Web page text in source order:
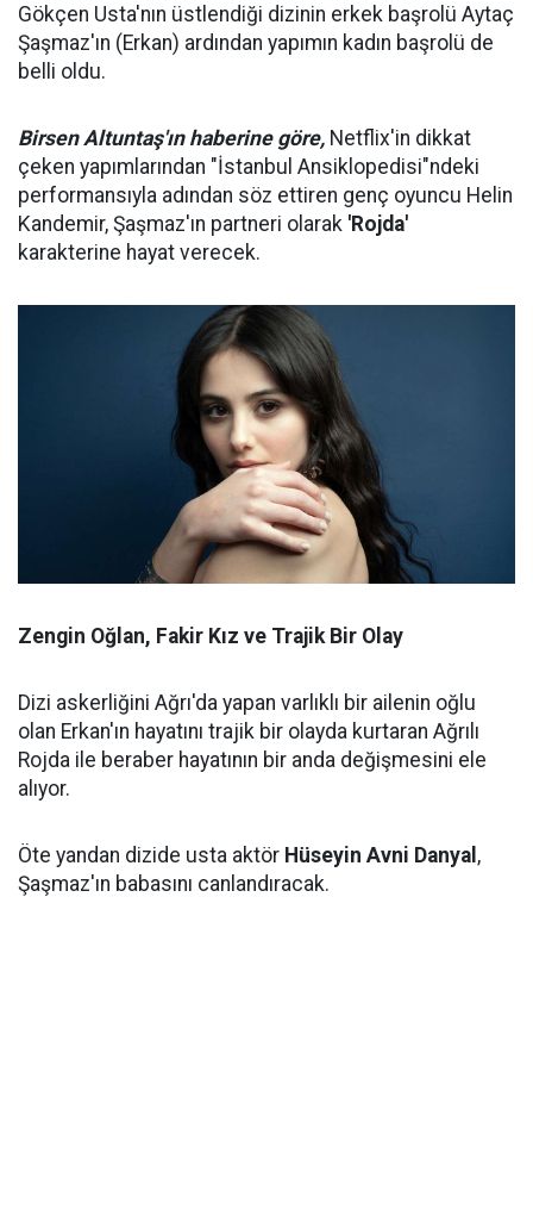
Gökçen Usta'nın üstlendiği dizinin erkek başrolü Aytaç
Şaşmaz'ın (Erkan) ardından yapımın kadın başrolü de
belli oldu.
Birsen Altuntaş'ın haberine göre, Netflix'in dikkat
çeken yapımlarından "İstanbul Ansiklopedisi"ndeki
performansıyla adından söz ettiren genç oyuncu Helin
Kandemir, Şaşmaz'ın partneri olarak 'Rojda'
karakterine hayat verecek.
Zengin Oğlan, Fakir Kız ve Trajik Bir Olay
Dizi askerliğini Ağrı'da yapan varlıklı bir ailenin oğlu
olan Erkan'ın hayatını trajik bir olayda kurtaran Ağrılı
Rojda ile beraber hayatının bir anda değişmesini ele
alıyor.
Öte yandan dizide usta aktör Hüseyin Avni Danyal ,
Şaşmaz'ın babasını canlandıracak.